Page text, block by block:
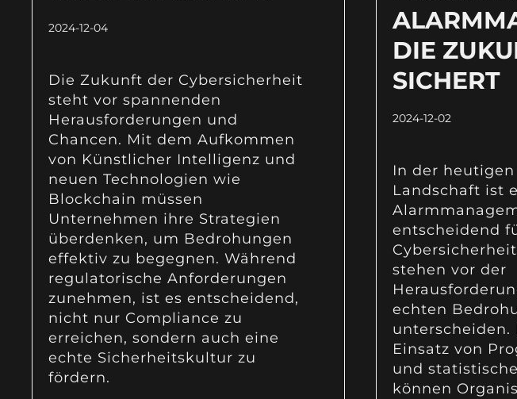
2024-12-04
Die Zukunft der Cybersicherheit
steht vor spannenden
Herausforderungen und
Chancen. Mit dem Aufkommen
von Künstlicher Intelligenz und
neuen Technologien wie
Blockchain müssen
Unternehmen ihre Strategien
überdenken, um Bedrohungen
effektiv zu begegnen. Während
regulatorische Anforderungen
zunehmen, ist es entscheidend,
nicht nur Compliance zu
erreichen, sondern auch eine
echte Sicherheitskultur zu
fördern.
DIE
SICHERT
2024-12-02
In der
Landschaft ist
entscheidend
stehen vor der
echten
unterscheiden.
Einsatz von
und
können